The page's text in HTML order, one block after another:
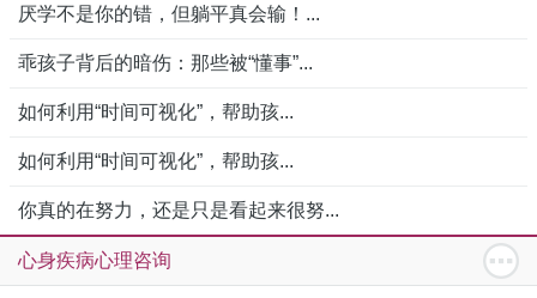
厌学不是你的错，但躺平真会输！...
乖孩子背后的暗伤：那些被“懂事”...
如何利用“时间可视化”，帮助孩...
如何利用“时间可视化”，帮助孩...
你真的在努力，还是只是看起来很努...
心身疾病心理咨询